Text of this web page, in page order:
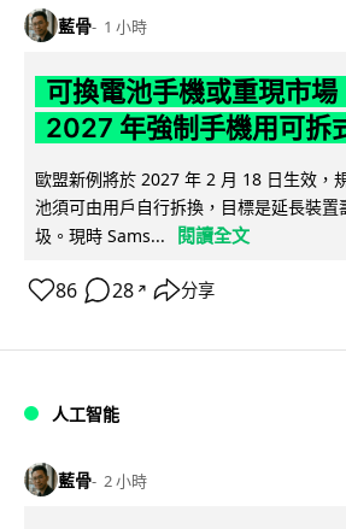
藍骨 1 小時
可換電池手機或重現市
2027 年強制手機用可拆
歐盟新例將於 2027 年 2 月 18 日生效，
池須可由用戶自行拆換，目標是延長裝置
圾。現時 Sams...
閱讀全文
86 28 ↗ 分享
人工智能
藍骨 2 小時